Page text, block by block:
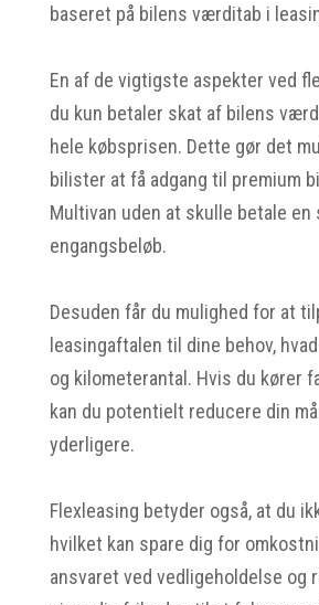
baseret på bilens værditab i
En af de vigtigste aspekter ved
du kun betaler skat af bilens
hele købsprisen. Dette gør det
bilister at få adgang til premium
Multivan uden at skulle betale en
engangsbeløb.
Desuden får du mulighed for at
leasingaftalen til dine behov,
og kilometerantal. Hvis du kører
kan du potentielt reducere din
yderligere.
Flexleasing betyder også, at du
hvilket kan spare dig for
ansvaret ved vedligeholdelse og